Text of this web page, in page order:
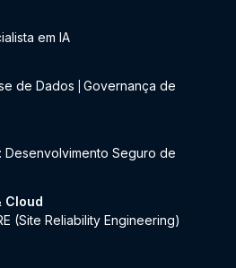
em IA
de Dados
Governança de
Desenvolvimento Seguro de
Cloud
(Site Reliability Engineering)